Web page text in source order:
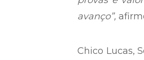
avanço”,
Chico Lucas,